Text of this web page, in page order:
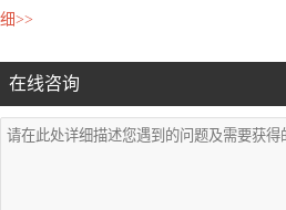
细>>
在线咨询